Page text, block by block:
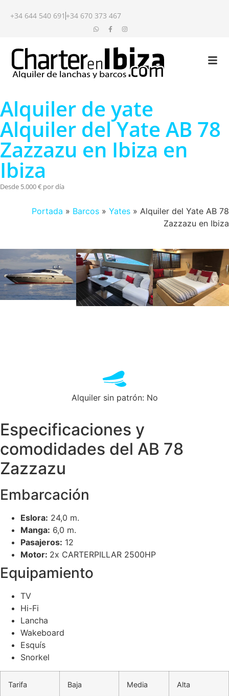
+34 644 540 691 +34 670 373 467
Alquiler de yate
Alquiler del Yate AB 78
Zazzazu en Ibiza en
Ibiza
Desde 5.000 € por día
Portada » Barcos » Yates » Alquiler del Yate AB 78
Zazzazu en Ibiza
Alquiler sin patrón: No
Especificaciones y
comodidades del AB 78
Zazzazu
Embarcación
Eslora: 24,0 m.
Manga: 6,0 m.
Pasajeros: 12
Motor: 2x CARTERPILLAR 2500HP
Equipamiento
TV
Hi-Fi
Lancha
Wakeboard
Esquís
Snorkel
Tarifa Baja Media Alta